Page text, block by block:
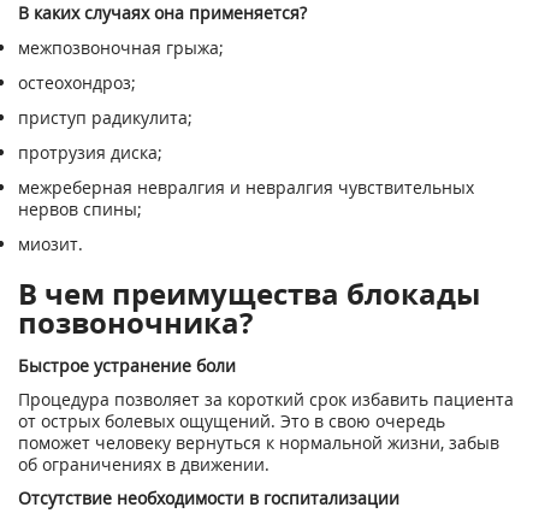
В каких случаях она применяется?
межпозвоночная грыжа;
остеохондроз;
приступ радикулита;
протрузия диска;
межреберная невралгия и невралгия чувствительных
нервов спины;
миозит.
В чем преимущества блокады
позвоночника?
Быстрое устранение боли
Процедура позволяет за короткий срок избавить пациента
от острых болевых ощущений. Это в свою очередь
поможет человеку вернуться к нормальной жизни, забыв
об ограничениях в движении.
Отсутствие необходимости в госпитализации